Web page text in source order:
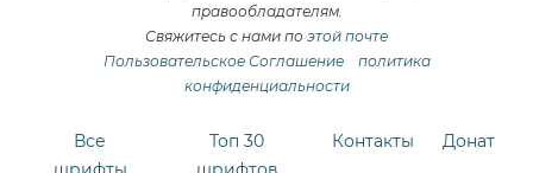
правообладателям.
Свяжитесь с нами по этой почте
Пользовательское Соглашение
политика
конфиденциальности
Все
Топ 30
Контакты Донат